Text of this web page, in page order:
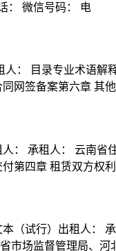
： 微信号码： 电
： 目录专业术语
网签备案第六章 其
： 承租人： 云南
第四章 租赁双方权
（试行）出租人：
市场监督管理局、河